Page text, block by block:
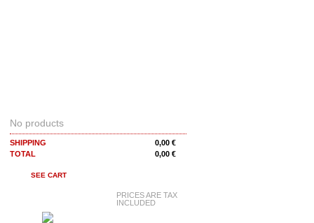
No products
SHIPPING
0,00 €
TOTAL
0,00 €
SEE CART
PRICES ARE TAX
INCLUDED